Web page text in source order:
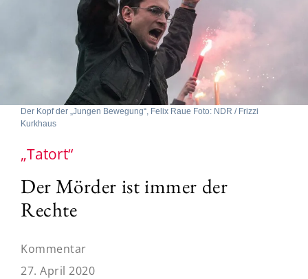
Der Kopf der „Jungen Bewegung“, Felix Raue Foto: NDR / Frizzi
Kurkhaus
„Tatort“
Der Mörder ist immer der
Rechte
Kommentar
27. April 2020